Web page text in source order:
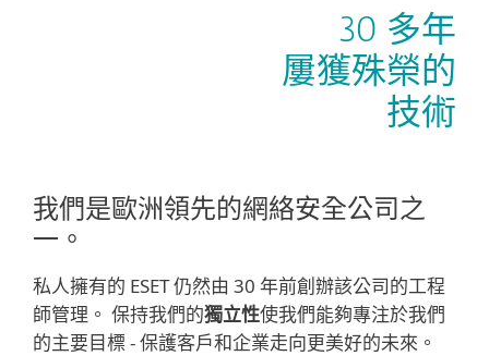
30 多年
屢獲殊榮的
技術
我們是歐洲領先的網絡安全公司之
一。
私人擁有的 ESET 仍然由 30 年前創辦該公司的工程
師管理。 保持我們的獨立性使我們能夠專注於我們
的主要目標 - 保護客戶和企業走向更美好的未來。